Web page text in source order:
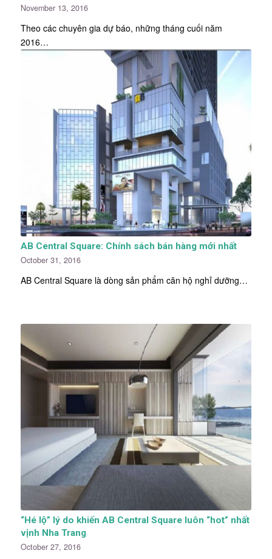
November 13, 2016
Theo các chuyên gia dự báo, những tháng cuối năm
2016…
AB Central Square: Chính sách bán hàng mới nhất
October 31, 2016
AB Central Square là dòng sản phẩm căn hộ nghỉ dưỡng…
“Hé lộ” lý do khiến AB Central Square luôn “hot” nhất
vịnh Nha Trang
October 27, 2016